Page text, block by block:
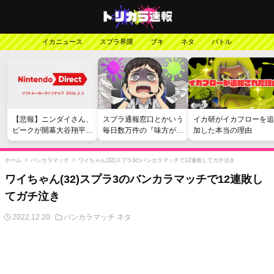
イカニュース スプラ界隈 ブキ ネタ バトル
【悲報】ニンダイさん、
ピークが開幕大谷翔平の
がっかりダイレクトだっ
たと言われてしまう
スプラ通報窓口とかいう
毎日数万件の『味方が弱
い』愚痴を読まされる苦
行
イカ研がイカフローを追
加した本当の理由
ホーム > バンカラマッチ > ワイちゃん(32)スプラ3のバンカラマッチで12連敗してガチ泣き
ワイちゃん(32)スプラ3のバンカラマッチで12連敗し
てガチ泣き
2022.12.20 バンカラマッチ ネタ